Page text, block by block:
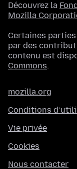
Découvrez la
Mozilla
Certaines
par des
contenu est
Commons.
mozilla.org
Conditions
Vie privée
Cookies
Nous contacter